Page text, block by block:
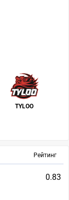
Рейтинг
0.83
TYLOO